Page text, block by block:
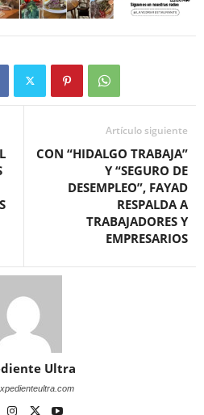
Artículo siguiente
CON “HIDALGO TRABAJA”
Y “SEGURO DE
DESEMPLEO”, FAYAD
RESPALDA A
TRABAJADORES Y
EMPRESARIOS
Ultra